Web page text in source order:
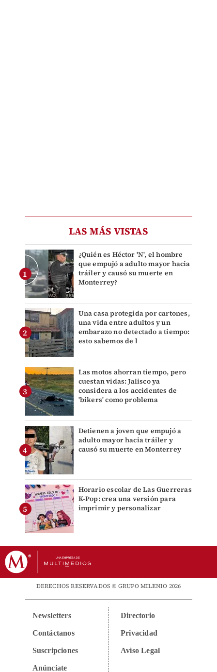
LAS MÁS VISTAS
¿Quién es Héctor 'N', el hombre
que empujó a adulto mayor hacia
tráiler y causó su muerte en
Monterrey?
Una casa protegida por cartones,
una vida entre adultos y un
embarazo no detectado a tiempo:
esto sabemos de l
Las motos ahorran tiempo, pero
cuestan vidas: Jalisco ya
considera a los accidentes de
'bikers' como problema
Detienen a joven que empujó a
adulto mayor hacia tráiler y
causó su muerte en Monterrey
Horario escolar de Las Guerreras
K-Pop: crea una versión para
imprimir y personalizar
DERECHOS RESERVADOS © GRUPO MILENIO 2026
Newsletters
Contáctanos
Suscripciones
Anúnciate
Directorio
Privacidad
Aviso Legal